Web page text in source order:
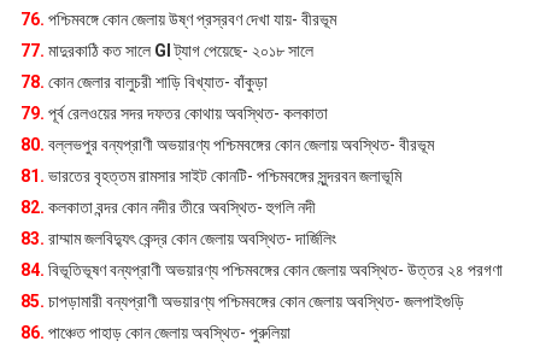
76. পশ্চিমবঙ্গে কোন জেলায় উষ্ণ প্রস্রবণ দেখা যায়- বীরভূম
77. মাদুরকাঠি কত সালে GI ট্যাগ পেয়েছে- ২০১৮ সালে
78. কোন জেলার বালুচরী শাড়ি বিখ্যাত- বাঁকুড়া
79. পূর্ব রেলওয়ের সদর দফতর কোথায় অবস্থিত- কলকাতা
80. বল্লভপুর বন্যপ্রাণী অভয়ারণ্য পশ্চিমবঙ্গের কোন জেলায় অবস্থিত- বীরভূম
81. ভারতের বৃহত্তম রামসার সাইট কোনটি- পশ্চিমবঙ্গের সুন্দরবন জলাভূমি
82. কলকাতা বন্দর কোন নদীর তীরে অবস্থিত- হুগলি নদী
83. রাম্মাম জলবিদ্যুৎ কেন্দ্র কোন জেলায় অবস্থিত- দার্জিলিং
84. বিভূতিভূষণ বন্যপ্রাণী অভয়ারণ্য পশ্চিমবঙ্গের কোন জেলায় অবস্থিত- উত্তর ২৪ পরগণা
85. চাপড়ামারী বন্যপ্রাণী অভয়ারণ্য পশ্চিমবঙ্গের কোন জেলায় অবস্থিত- জলপাইগুড়ি
86. পাঞ্চেত পাহাড় কোন জেলায় অবস্থিত- পুরুলিয়া